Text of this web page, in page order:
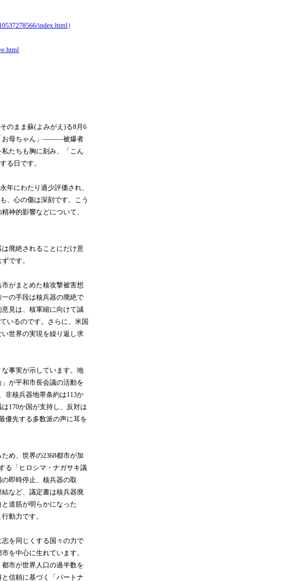
index.html）
のまま蘇(よみがえ)る8月6
お母ちゃん」―――被爆者
たちも胸に刻み、「こん
る日です。
年にわたり過少評価され、
、心の傷は深刻です。こう
神的影響などについて、
廃絶されることにだけ意
です。
がまとめた核攻撃被害想
の手段は核兵器の廃絶で
見は、核軍縮に向けて誠
いるのです。さらに、米国
世界の実現を繰り返し求
事実が示しています。地
が平和市長会議の活動を
非核兵器地帯条約は113か
170か国が支持し、反対は
優先する多数派の声に耳を
め、世界の2368都市が加
る「ヒロシマ・ナガサキ議
即時停止、核兵器の取
など、議定書は核兵器廃
道筋が明らかになった
動力です。
を同じくする国々の力で
を中心に生れています。
市が世界人口の過半数を
信頼に基づく「パートナ